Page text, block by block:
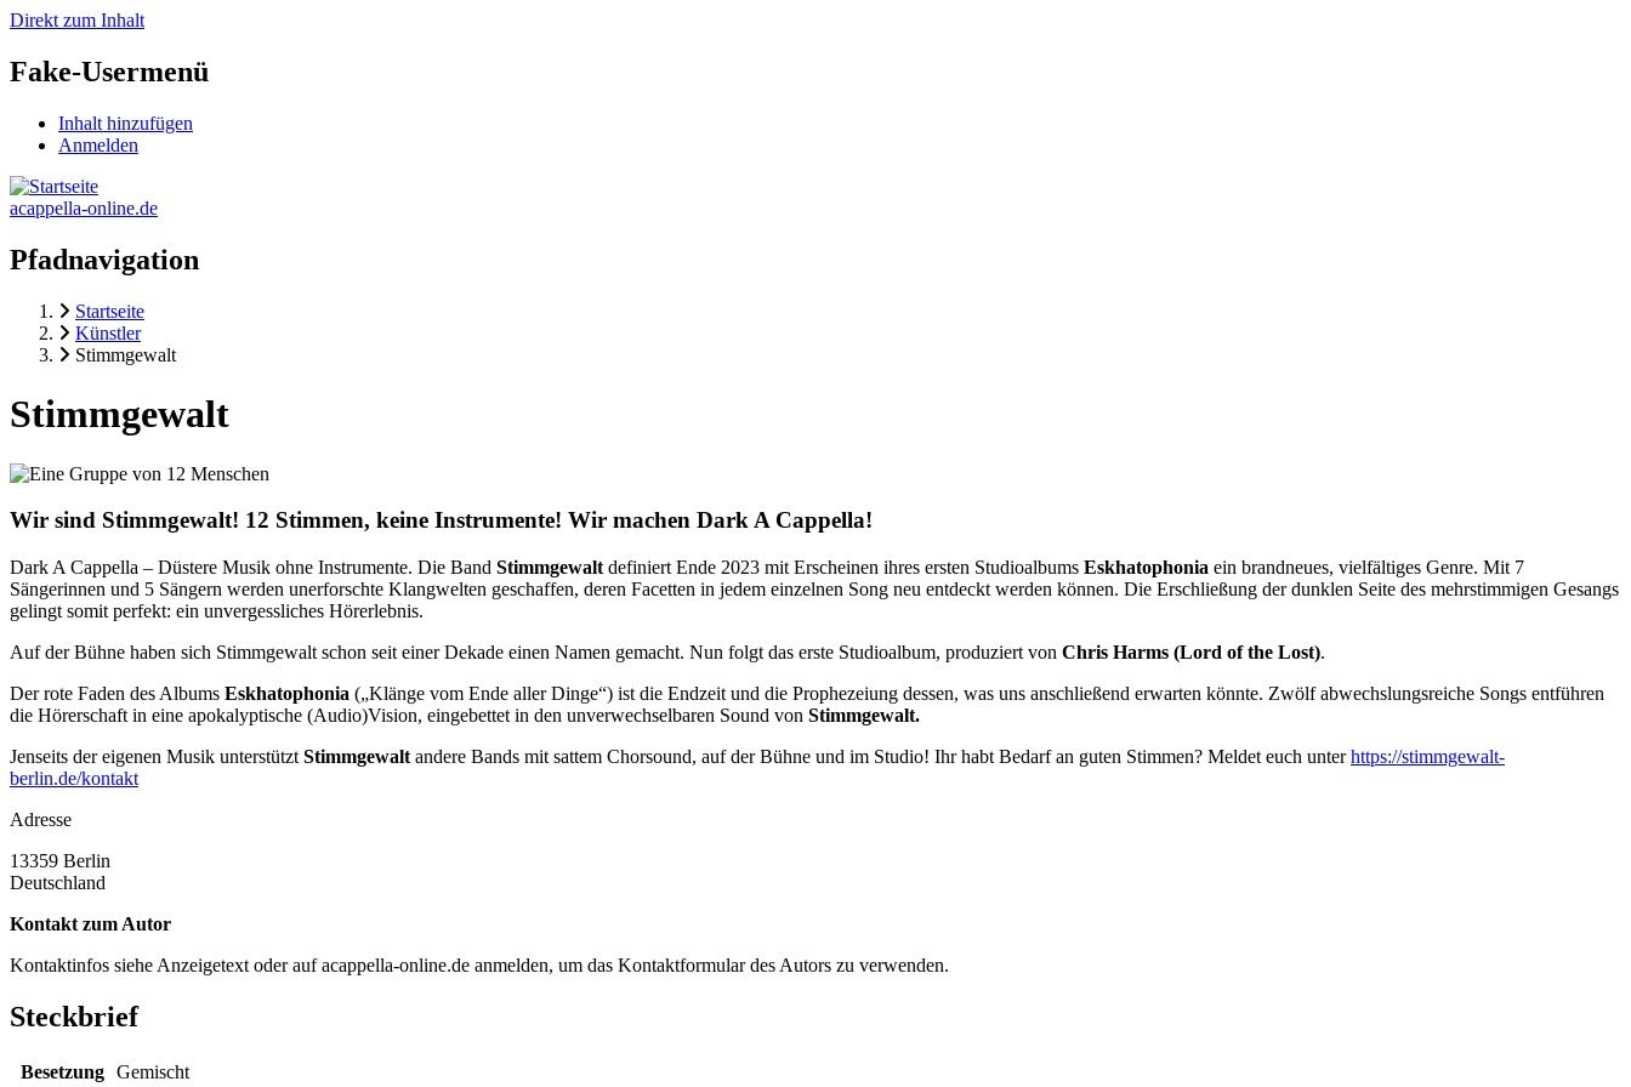
Direkt zum Inhalt
Fake-Usermenü
Inhalt hinzufügen
Anmelden
acappella-online.de
Pfadnavigation
Startseite
Künstler
Stimmgewalt
Stimmgewalt
Wir sind Stimmgewalt! 12 Stimmen, keine Instrumente! Wir machen Dark A Cappella!
Dark A Cappella – Düstere Musik ohne Instrumente. Die Band Stimmgewalt definiert Ende 2023 mit Erscheinen ihres ersten Studioalbums Eskhatophonia ein brandneues, vielfältiges Genre. Mit 7
Sängerinnen und 5 Sängern werden unerforschte Klangwelten geschaffen, deren Facetten in jedem einzelnen Song neu entdeckt werden können. Die Erschließung der dunklen Seite des mehrstimmigen Gesangs
gelingt somit perfekt: ein unvergessliches Hörerlebnis.
Auf der Bühne haben sich Stimmgewalt schon seit einer Dekade einen Namen gemacht. Nun folgt das erste Studioalbum, produziert von Chris Harms (Lord of the Lost).
Der rote Faden des Albums Eskhatophonia („Klänge vom Ende aller Dinge“) ist die Endzeit und die Prophezeiung dessen, was uns anschließend erwarten könnte. Zwölf abwechslungsreiche Songs entführen
die Hörerschaft in eine apokalyptische (Audio)Vision, eingebettet in den unverwechselbaren Sound von Stimmgewalt.
Jenseits der eigenen Musik unterstützt Stimmgewalt andere Bands mit sattem Chorsound, auf der Bühne und im Studio! Ihr habt Bedarf an guten Stimmen? Meldet euch unterhttps://stimmgewalt-
berlin.de/kontakt
Adresse
13359 Berlin
Deutschland
Kontakt zum Autor
Kontaktinfos siehe Anzeigetext oder auf acappella-online.de anmelden, um das Kontaktformular des Autors zu verwenden.
Steckbrief
Besetzung Gemischt